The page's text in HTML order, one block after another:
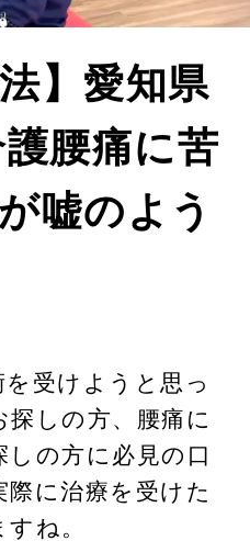
】愛知県
腰痛に苦
嘘のよう
受けようと思っ
しの方、腰痛に
の方に必見の口
際に治療を受けた
ね。